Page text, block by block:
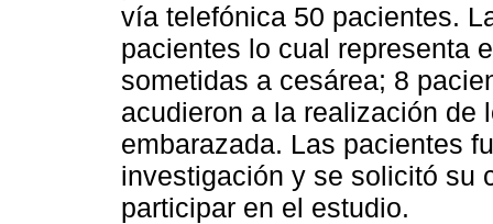
vía telefónica 50 pacientes.
pacientes lo cual representa
sometidas a cesárea; 8
acudieron a la realización de
embarazada. Las pacientes
investigación y se solicitó su
participar en el estudio.